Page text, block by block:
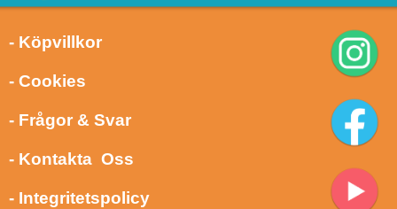
- Köpvillkor
- Cookies
- Frågor & Svar
- Kontakta Oss
- Integritetspolicy